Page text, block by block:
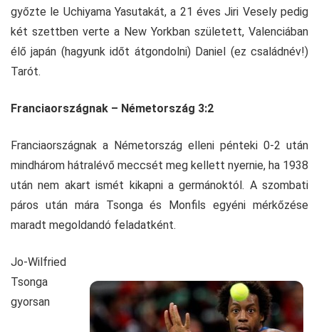
győzte le Uchiyama Yasutakát, a 21 éves Jiri Vesely pedig
két szettben verte a New Yorkban született, Valenciában
élő japán (hagyunk időt átgondolni) Daniel (ez családnév!)
Tarót.
Franciaországnak – Németország 3:2
Franciaországnak a Németország elleni pénteki 0-2 után
mindhárom hátralévő meccsét meg kellett nyernie, ha 1938
után nem akart ismét kikapni a germánoktól. A szombati
páros után mára Tsonga és Monfils egyéni mérkőzése
maradt megoldandó feladatként.
Jo-Wilfried
Tsonga
gyorsan